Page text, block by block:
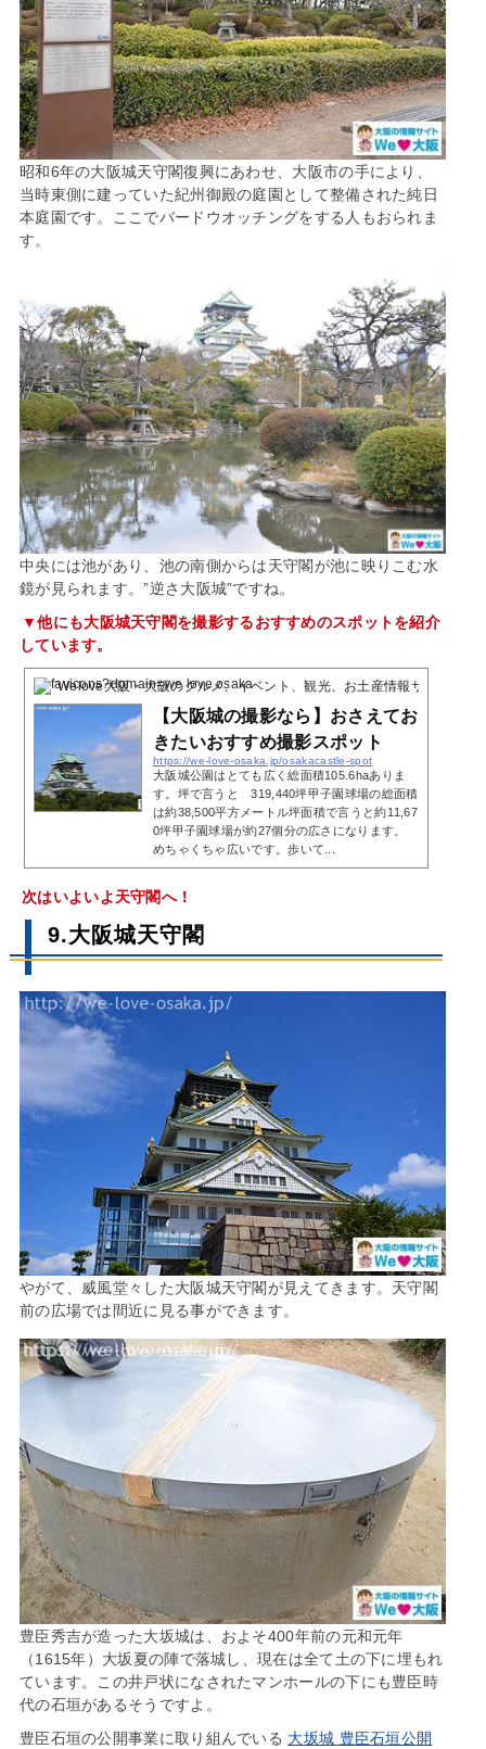
昭和6年の大阪城天守閣復興にあわせ、大阪市の手により、
当時東側に建っていた紀州御殿の庭園として整備された純日
本庭園です。ここでバードウオッチングをする人もおられま
す。
中央には池があり、池の南側からは天守閣が池に映りこむ水
鏡が見られます。”逆さ大阪城”ですね。
▼他にも大阪城天守閣を撮影するおすすめのスポットを紹介
しています。
Welove大阪・大阪のグルメ、イベント、観光、お土産情報サイト
【大阪城の撮影なら】おさえてお
きたいおすすめ撮影スポット
https://we-love-osaka.jp/osakacastle-spot
大阪城公園はとても広く総面積105.6haありま
す。坪で言うと 319,440坪甲子園球場の総面積
は約38,500平方メートル坪面積で言うと約11,67
0坪甲子園球場が約27個分の広さになります。
めちゃくちゃ広いです。歩いて...
次はいよいよ天守閣へ！
9.大阪城天守閣
やがて、威風堂々した大阪城天守閣が見えてきます。天守閣
前の広場では間近に見る事ができます。
豊臣秀吉が造った大坂城は、およそ400年前の元和元年
（1615年）大坂夏の陣で落城し、現在は全て土の下に埋もれ
ています。この井戸状になされたマンホールの下にも豊臣時
代の石垣があるそうですよ。
豊臣石垣の公開事業に取り組んでいる 大坂城 豊臣石垣公開